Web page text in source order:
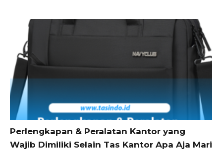
Perlengkapan & Peralatan Kantor yang
Wajib Dimiliki Selain Tas Kantor Apa Aja Mari